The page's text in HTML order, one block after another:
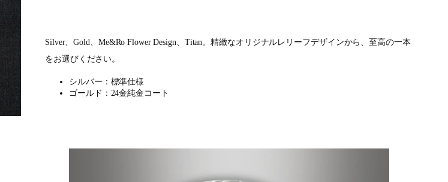
Silver、Gold、Me&Ro Flower Design、Titan。精緻なオリジナルレリーフデザインから、至高の一本
をお選びください。
シルバー：標準仕様
ゴールド：24金純金コート